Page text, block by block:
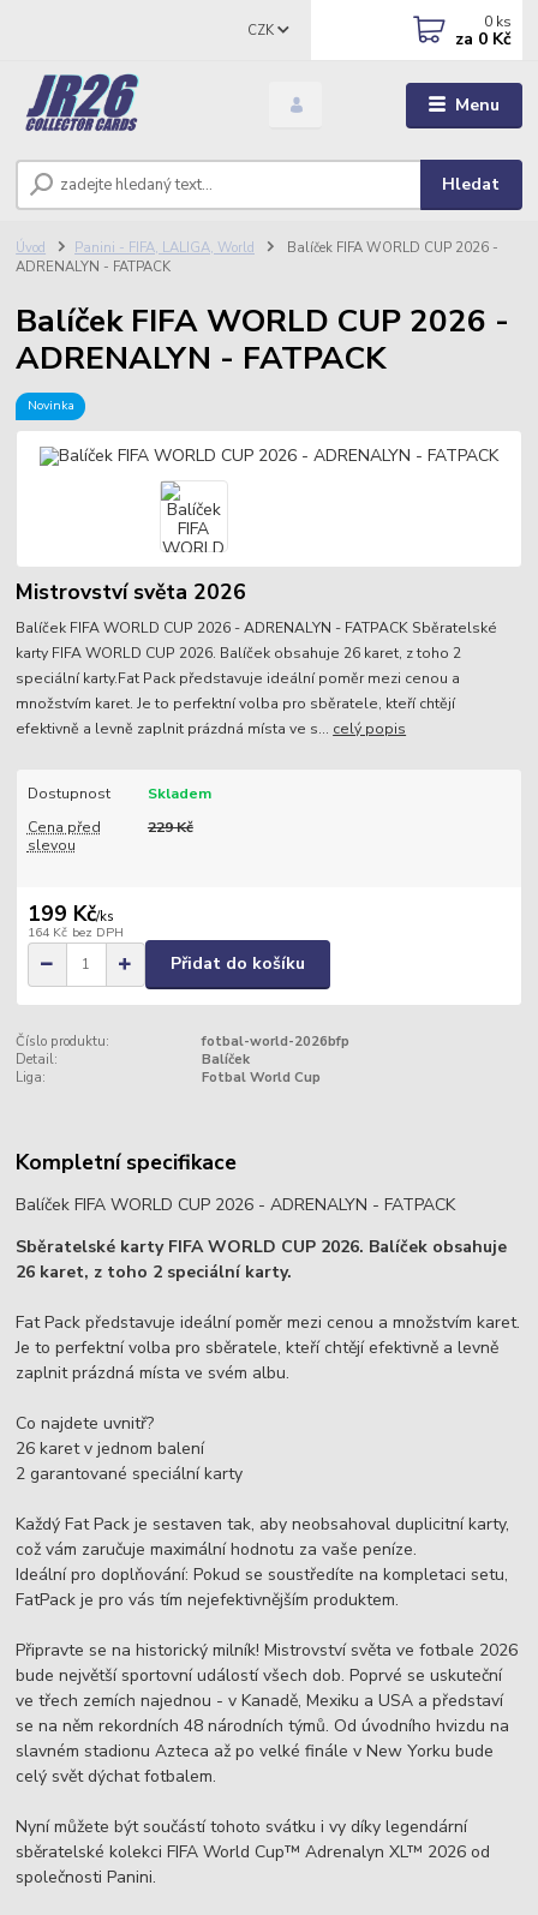
Menu
CZK
Hledat
0 ks
za 0 Kč
Úvod Panini - FIFA, LALIGA, World
Balíček FIFA WORLD CUP 2026 -
ADRENALYN - FATPACK
Balíček FIFA WORLD CUP 2026 -
ADRENALYN - FATPACK
Novinka
Mistrovství světa 2026
Balíček FIFA WORLD CUP 2026 - ADRENALYN - FATPACK Sběratelské
karty FIFA WORLD CUP 2026. Balíček obsahuje 26 karet, z toho 2
speciální karty.Fat Pack představuje ideální poměr mezi cenou a
množstvím karet. Je to perfektní volba pro sběratele, kteří chtějí
efektivně a levně zaplnit prázdná místa ve s... celý popis
Dostupnost
Skladem
Cena před
slevou
229 Kč
199 Kč/ks
164 Kč bez DPH
Přidat do košíku
Číslo produktu:
fotbal-world-2026bfp
Detail:
Balíček
Liga:
Fotbal World Cup
Kompletní specifikace
Balíček FIFA WORLD CUP 2026 - ADRENALYN - FATPACK
Sběratelské karty FIFA WORLD CUP 2026. Balíček obsahuje
26 karet, z toho 2 speciální karty.
Fat Pack představuje ideální poměr mezi cenou a množstvím karet.
Je to perfektní volba pro sběratele, kteří chtějí efektivně a levně
zaplnit prázdná místa ve svém albu.
Co najdete uvnitř?
26 karet v jednom balení
2 garantované speciální karty
Každý Fat Pack je sestaven tak, aby neobsahoval duplicitní karty,
což vám zaručuje maximální hodnotu za vaše peníze.
Ideální pro doplňování: Pokud se soustředíte na kompletaci setu,
FatPack je pro vás tím nejefektivnějším produktem.
Připravte se na historický milník! Mistrovství světa ve fotbale 2026
bude největší sportovní událostí všech dob. Poprvé se uskuteční
ve třech zemích najednou - v Kanadě, Mexiku a USA a představí
se na něm rekordních 48 národních týmů. Od úvodního hvizdu na
slavném stadionu Azteca až po velké finále v New Yorku bude
celý svět dýchat fotbalem.
Nyní můžete být součástí tohoto svátku i vy díky legendární
sběratelské kolekci FIFA World Cup™ Adrenalyn XL™ 2026 od
společnosti Panini.